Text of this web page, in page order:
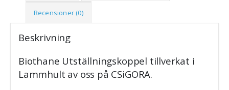
Recensioner (0)
Beskrivning
Biothane Utställningskoppel tillverkat i
Lammhult av oss på CSiGORA.